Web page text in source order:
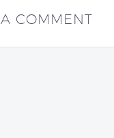
A COMMENT